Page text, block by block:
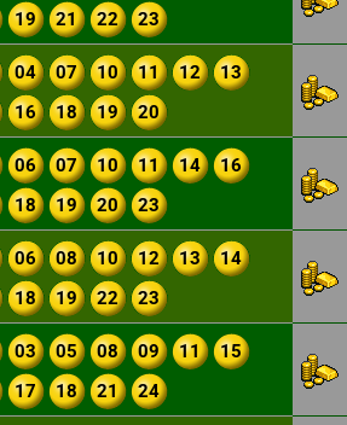
19 21 22 23
04 07 10 11 12
13
16 18 19 20
06 07 10 11 14
16
18 19 20 23
06 08 10 12 13
14
18 19 22 23
03 05 08 09 11
15
17 18 21 24